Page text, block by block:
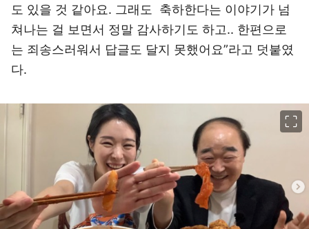
도 있을 것 같아요. 그래도 축하한다는 이야기가 넘
쳐나는 걸 보면서 정말 감사하기도 하고.. 한편으로
는 죄송스러워서 답글도 달지 못했어요”라고 덧붙였
다.